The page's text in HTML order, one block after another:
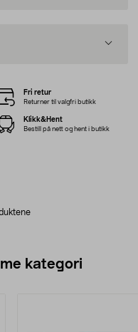
Fri retur
Returner til valgfri butikk
Klikk&Hent
Bestill på nett og hent i butikk
kategori